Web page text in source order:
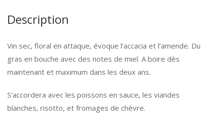
Description
Vin sec, floral en attaque, évoque l’accacia et l’amende. Du
gras en bouche avec des notes de miel. A boire dès
maintenant et maximum dans les deux ans.
S’accordera avec les poissons en sauce, les viandes
blanches, risotto, et fromages de chèvre.